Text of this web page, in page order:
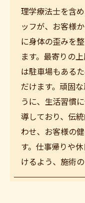
理学療法士を含
ッフが、お客様
に身体の歪みを
ます。最寄りの
は駐車場もある
だけます。頑固
うに、生活習慣
導しており、伝
わせ、お客様の
す。仕事帰りや
けるよう、施術